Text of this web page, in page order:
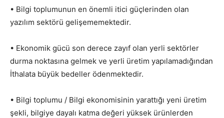
• Bilgi toplumunun en önemli itici güçlerinden olan
yazılım sektörü gelişememektedir.
• Ekonomik gücü son derece zayıf olan yerli sektörler
durma noktasına gelmek ve yerli üretim yapılamadığından
İthalata büyük bedeller ödenmektedir.
• Bilgi toplumu / Bilgi ekonomisinin yarattığı yeni üretim
şekli, bilgiye dayalı katma değeri yüksek ürünlerden